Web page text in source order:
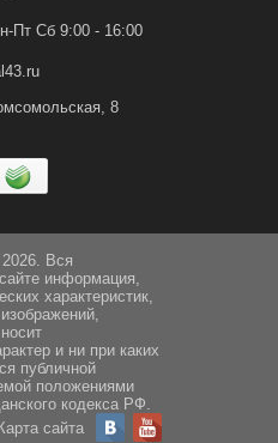
Пт Сб 9:00 - 16:00
8
Вся
информация,
характеристик,
и ни при каких
публичной
положениями
кодекса РФ.
Карта сайта